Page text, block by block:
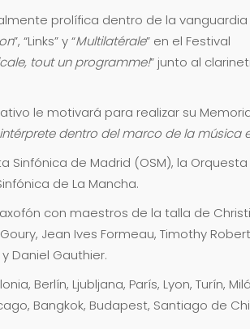
prolífica dentro de la
”, “Links” y “Multilatérale” en el Festival
tout un programme!” junto al
le motivará para realizar su
dentro del marco de la música
Sinfónica de Madrid (OSM), la
de La Mancha.
con maestros de la talla de
Jean Ives Formeau, Timothy
Daniel Gauthier.
Berlín, Ljubljana, París, Lyon, Turín,
Bangkok, Budapest, Santiago de